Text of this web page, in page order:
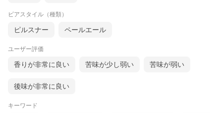
ビアスタイル（種類）
ピルスナー ペールエール
ユーザー評価
香りが非常に良い 苦味が少し弱い 苦味が弱い
後味が非常に良い
キーワード